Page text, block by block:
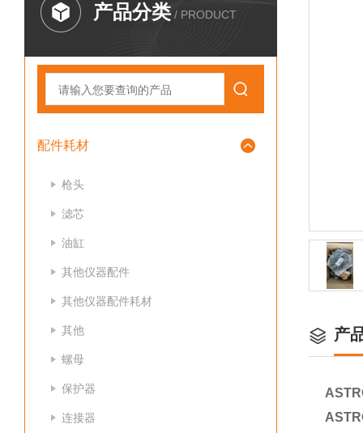
产品分类 / PRODUCT
配件耗材
枪头
滤芯
油缸
其他仪器配件
其他仪器配件耗材
其他
螺母
保护器
连接器
产